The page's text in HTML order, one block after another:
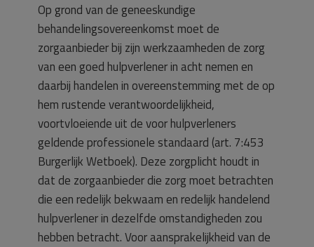
Op grond van de geneeskundige
behandelingsovereenkomst moet de
zorgaanbieder bij zijn werkzaamheden de zorg
van een goed hulpverlener in acht nemen en
daarbij handelen in overeenstemming met de op
hem rustende verantwoordelijkheid,
voortvloeiende uit de voor hulpverleners
geldende professionele standaard (art. 7:453
Burgerlijk Wetboek). Deze zorgplicht houdt in
dat de zorgaanbieder die zorg moet betrachten
die een redelijk bekwaam en redelijk handelend
hulpverlener in dezelfde omstandigheden zou
hebben betracht. Voor aansprakelijkheid van de